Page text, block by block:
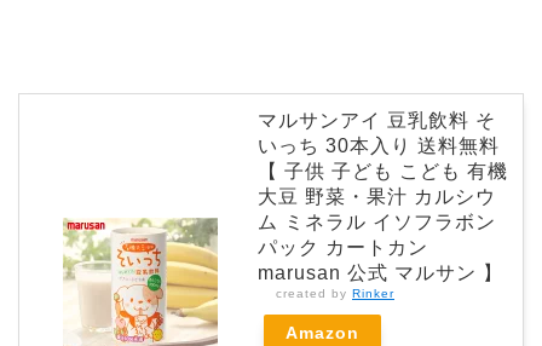
マルサンアイ 豆乳飲料 そ
いっち 30本入り 送料無料
【 子供 子ども こども 有機
大豆 野菜・果汁 カルシウ
ム ミネラル イソフラボン
パック カートカン
marusan 公式 マルサン 】
created by Rinker
Amazon